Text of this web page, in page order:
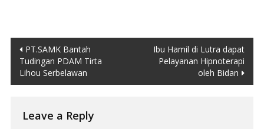
Post
navigation
PT.SAMK Bantah
Tudingan PDAM Tirta
Lihou Serbelawan
Ibu Hamil di Lutra dapat
Pelayanan Hipnoterapi
oleh Bidan
Leave a Reply